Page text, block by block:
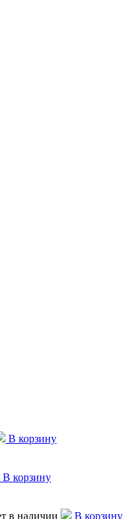
В корзину
В корзину
в наличии В корзину